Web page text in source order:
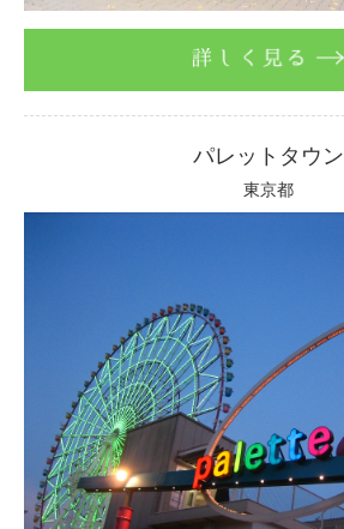
パレットタウン
東京都